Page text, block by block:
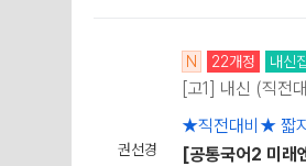
권선경
N 22개정 내신
[고1] 내신 (직전
★직전대비★ 짧
[공통국어2 미